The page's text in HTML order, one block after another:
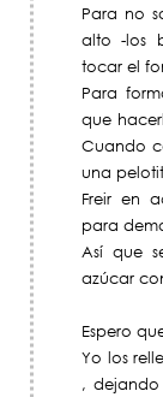
Para no
alto -los
tocar el
Para
que
Cuando
una
Freir en
para
Así que
azúcar
Espero
Yo los
,